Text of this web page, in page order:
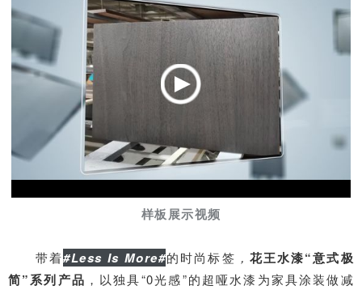
样板展示视频
带着#Less Is More#的时尚标签 ， 花王水漆“意式极
简”系列产品 ，以独具“0光感”的超哑水漆为家具涂装做减